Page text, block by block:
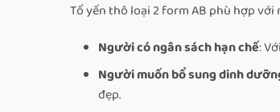
Tổ yến thô loại 2 form AB phù hợp
Người có ngân sách hạn chế:
Người muốn bổ sung dinh
đẹp.